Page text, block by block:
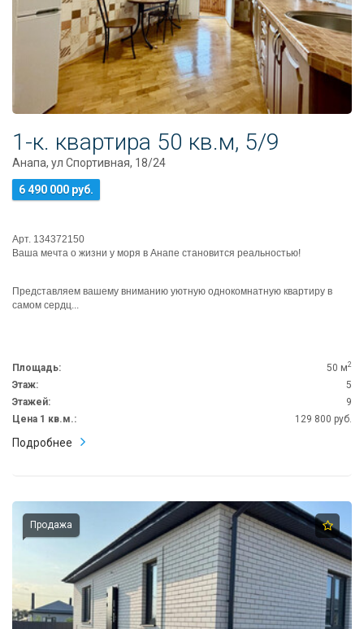
1-к. квартира 50 кв.м, 5/9
Анапа, ул Спортивная, 18/24
6 490 000 руб.
Арт. 134372150
Ваша мечта о жизни у моря в Анапе становится реальностью!
Представляем вашему вниманию уютную однокомнатную квартиру в
самом сердц...
Площадь: 50 м2
Этаж:
5
Этажей:
9
Цена 1 кв.м.:
129 800 руб.
Подробнее
Продажа